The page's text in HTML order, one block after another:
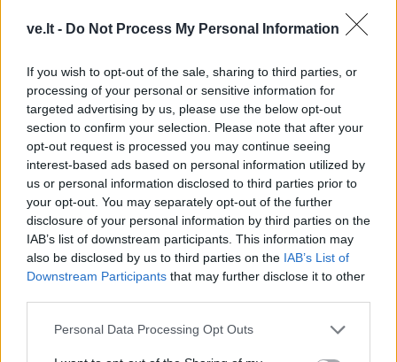
ve.lt - Do Not Process My Personal Information
If you wish to opt-out of the sale, sharing to third parties, or
processing of your personal or sensitive information for
targeted advertising by us, please use the below opt-out
section to confirm your selection. Please note that after your
opt-out request is processed you may continue seeing
interest-based ads based on personal information utilized by
us or personal information disclosed to third parties prior to
your opt-out. You may separately opt-out of the further
disclosure of your personal information by third parties on the
IAB’s list of downstream participants. This information may
also be disclosed by us to third parties on the IAB’s List of
Downstream Participants that may further disclose it to other
Personal Data Processing Opt Outs
Akiratis pradeda plėstis.
Puikus metas deryboms ir naujoms galimybėms.
Nesikibkite praeities ir žmonių, kurie jus kritikuoja –
esate pasiruošę dideliam žingsniui į priekį.
♑ Ožiaragis